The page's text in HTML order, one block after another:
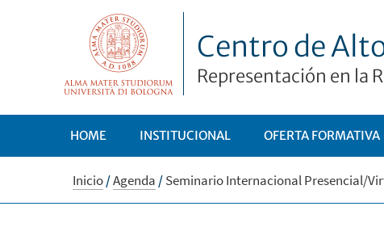
Centro de
Representación en la
HOME INSTITUCIONAL OFERTA FORMATIVA
Inicio/Agenda /Seminario Internacional Presencial/